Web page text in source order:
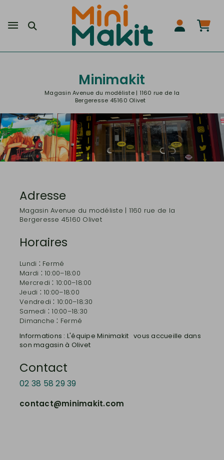
Minimakit
Magasin Avenue du modéliste | 1160 rue de la
Bergeresse 45160 Olivet
Adresse
Magasin Avenue du modéliste | 1160 rue de la
Bergeresse 45160 Olivet
Horaires
Lundi : Fermé
Mardi : 10:00–18:00
Mercredi : 10:00–18:00
Jeudi : 10:00–18:00
Vendredi : 10:00–18:30
Samedi :10:00–18:30
Dimanche : Fermé
Informations : L'équipe Minimakit vous accueille dans
son magasin à Olivet
Contact
02 38 58 29 39
contact@minimakit.com